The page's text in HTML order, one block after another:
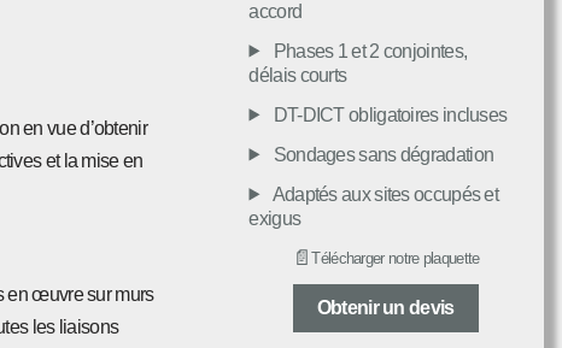
en vue d’obtenir
et la mise en
en œuvre sur murs
les liaisons
Passable
accord
Phases 1 et 2 conjointes,
délais courts
DT-DICT obligatoires incluses
Sondages sans dégradation
Adaptés aux sites occupés et
exigus
📄Télécharger notre plaquette
Obtenir un devis